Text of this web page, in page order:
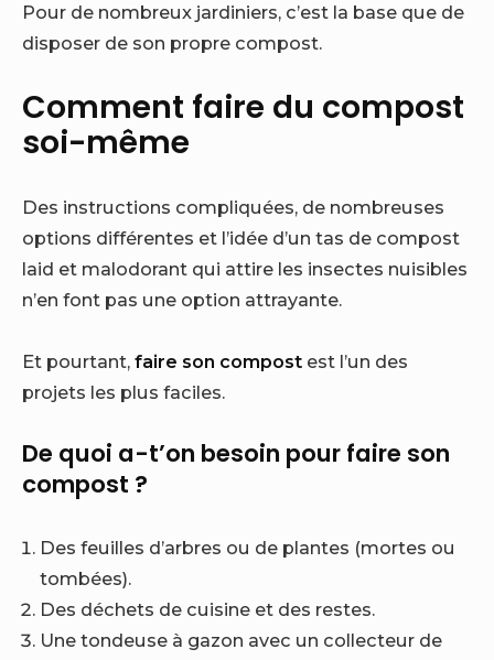
Pour de nombreux jardiniers, c’est la base que de
disposer de son propre compost.
Comment faire du compost
soi-même
Des instructions compliquées, de nombreuses
options différentes et l’idée d’un tas de compost
laid et malodorant qui attire les insectes nuisibles
n’en font pas une option attrayante.
Et pourtant, faire son compost est l’un des
projets les plus faciles.
De quoi a-t’on besoin pour faire son
compost ?
Des feuilles d’arbres ou de plantes (mortes ou
tombées).
Des déchets de cuisine et des restes.
Une tondeuse à gazon avec un collecteur de